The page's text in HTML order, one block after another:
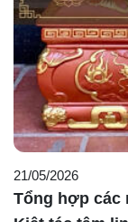
21/05/2026
Tổng hợp các